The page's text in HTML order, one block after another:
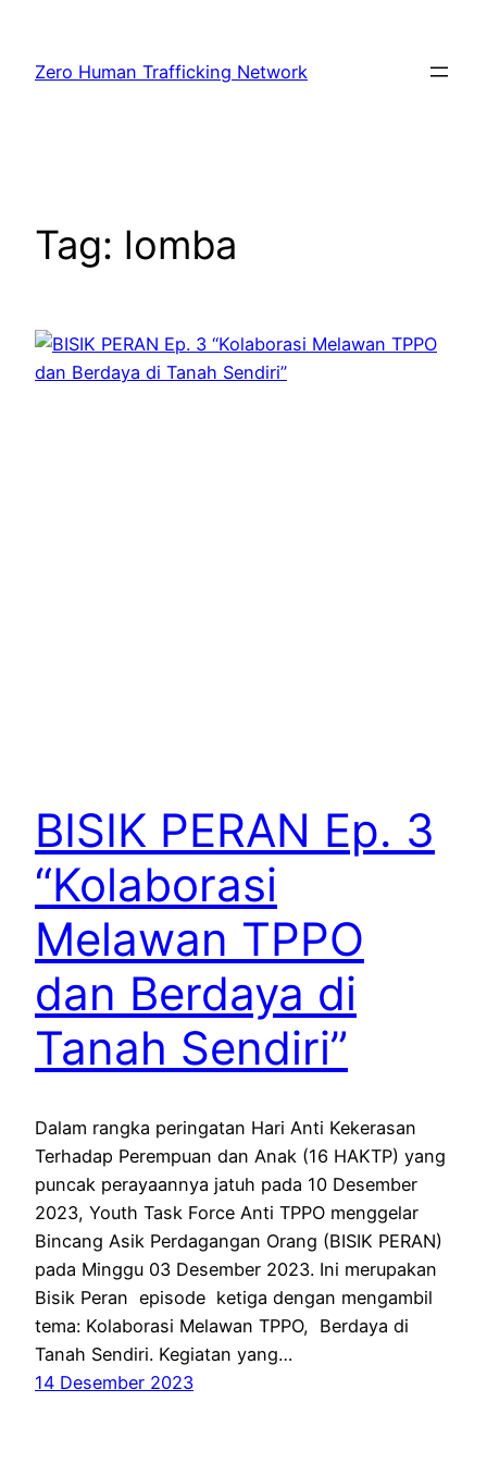
konten
Zero Human Trafficking Network
Tag: lomba
BISIK PERAN Ep. 3
“Kolaborasi
Melawan TPPO
dan Berdaya di
Tanah Sendiri”
Dalam rangka peringatan Hari Anti Kekerasan
Terhadap Perempuan dan Anak (16 HAKTP) yang
puncak perayaannya jatuh pada 10 Desember
2023, Youth Task Force Anti TPPO menggelar
Bincang Asik Perdagangan Orang (BISIK PERAN)
pada Minggu 03 Desember 2023. Ini merupakan
Bisik Peran episode ketiga dengan mengambil
tema: Kolaborasi Melawan TPPO, Berdaya di
Tanah Sendiri. Kegiatan yang…
14 Desember 2023